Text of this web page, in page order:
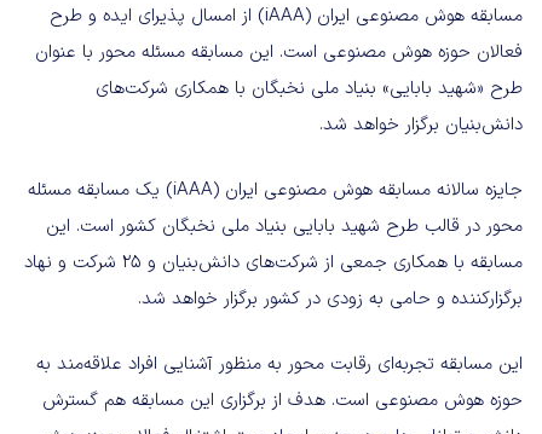
مسابقه هوش مصنوعی ایران (iAAA) از امسال پذیرای ایده‌ و طرح
فعالان حوزه هوش مصنوعی است. این مسابقه مسئله محور با عنوان
طرح «شهید بابایی» بنیاد ملی نخبگان با همکاری شرکت‌های
دانش‌بنیان برگزار خواهد شد.
جایزه سالانه مسابقه هوش مصنوعی ایران (iAAA) یک مسابقه مسئله‌
محور در قالب طرح شهید بابایی بنیاد ملی نخبگان کشور است. این
مسابقه با همکاری جمعی از شرکت‌های دانش‌بنیان و 25 شرکت و نهاد
برگزار‌کننده و حامی به زودی در کشور برگزار خواهد شد.
این مسابقه تجربه‌ای رقابت محور به منظور آشنایی افراد علاقه‌مند به
حوزه هوش مصنوعی است. هدف از برگزاری این مسابقه هم گسترش